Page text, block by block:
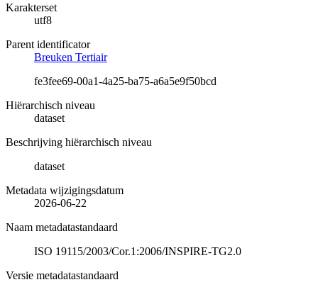
Karakterset
utf8
Parent identificator
Breuken Tertiair
fe3fee69-00a1-4a25-ba75-a6a5e9f50bcd
Hiërarchisch niveau
dataset
Beschrijving hiërarchisch niveau
dataset
Metadata wijzigingsdatum
2026-06-22
Naam metadatastandaard
ISO 19115/2003/Cor.1:2006/INSPIRE-TG2.0
Versie metadatastandaard